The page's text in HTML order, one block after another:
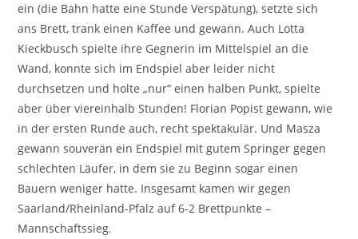
ein (die Bahn hatte eine Stunde Verspätung), setzte sich
ans Brett, trank einen Kaffee und gewann. Auch Lotta
Kieckbusch spielte ihre Gegnerin im Mittelspiel an die
Wand, konnte sich im Endspiel aber leider nicht
durchsetzen und holte „nur“ einen halben Punkt, spielte
aber über viereinhalb Stunden! Florian Popist gewann, wie
in der ersten Runde auch, recht spektakulär. Und Masza
gewann souverän ein Endspiel mit gutem Springer gegen
schlechten Läufer, in dem sie zu Beginn sogar einen
Bauern weniger hatte. Insgesamt kamen wir gegen
Saarland/Rheinland-Pfalz auf 6-2 Brettpunkte –
Mannschaftssieg.